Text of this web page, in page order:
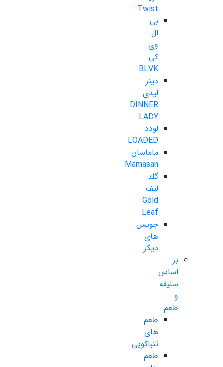
Twist
بی
ال
وی
کی
BLVK
دینر
لیدی
DINNER
LADY
لودد
LOADED
ماماسان
Mamasan
گلد
لیف
Gold
Leaf
جویس
های
دیگر
بر
اساس
سلیقه
و
طعم
طعم
های
تنباکویی
طعم